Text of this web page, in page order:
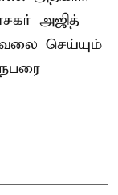
அஜித்
செய்யும்